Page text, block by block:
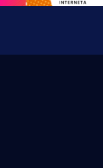
za
i preuzmi